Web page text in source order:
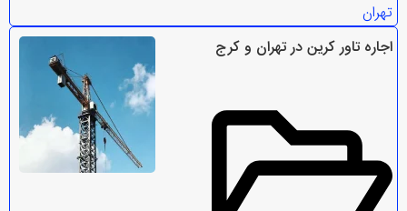
تهران
اجاره تاور کرین در تهران و کرج